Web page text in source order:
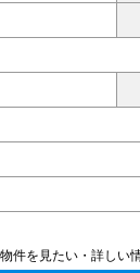
件を見たい・詳しい